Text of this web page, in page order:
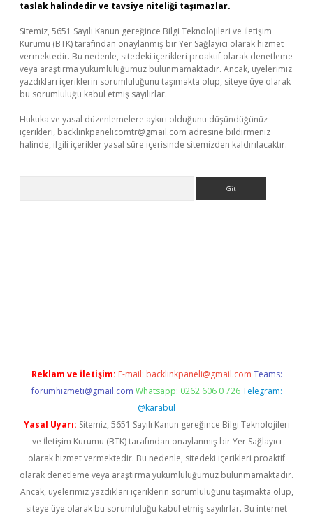
taslak halindedir ve tavsiye niteliği taşımazlar.
Sitemiz, 5651 Sayılı Kanun gereğince Bilgi Teknolojileri ve İletişim
Kurumu (BTK) tarafından onaylanmış bir Yer Sağlayıcı olarak hizmet
vermektedir. Bu nedenle, sitedeki içerikleri proaktif olarak denetleme
veya araştırma yükümlülüğümüz bulunmamaktadır. Ancak, üyelerimiz
yazdıkları içeriklerin sorumluluğunu taşımakta olup, siteye üye olarak
bu sorumluluğu kabul etmiş sayılırlar.
Hukuka ve yasal düzenlemelere aykırı olduğunu düşündüğünüz
içerikleri, backlinkpanelicomtr@gmail.com adresine bildirmeniz
halinde, ilgili içerikler yasal süre içerisinde sitemizden kaldırılacaktır.
Reklam ve İletişim: E-mail: backlinkpaneli@gmail.com Teams:
forumhizmeti@gmail.com Whatsapp: 0262 606 0 726 Telegram:
@karabul
Yasal Uyarı: Sitemiz, 5651 Sayılı Kanun gereğince Bilgi Teknolojileri
ve İletişim Kurumu (BTK) tarafından onaylanmış bir Yer Sağlayıcı
olarak hizmet vermektedir. Bu nedenle, sitedeki içerikleri proaktif
olarak denetleme veya araştırma yükümlülüğümüz bulunmamaktadır.
Ancak, üyelerimiz yazdıkları içeriklerin sorumluluğunu taşımakta olup,
siteye üye olarak bu sorumluluğu kabul etmiş sayılırlar. Bu internet